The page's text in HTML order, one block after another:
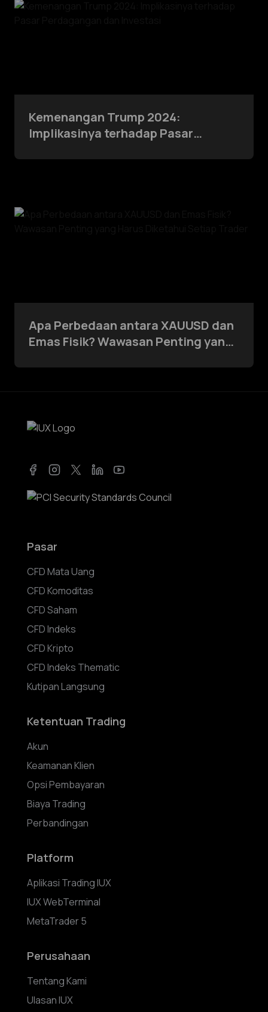
Kemenangan Trump 2024:
Implikasinya terhadap Pasar
Apa Perbedaan antara XAUUSD dan
Emas Fisik? Wawasan Penting yang
Pasar
CFD Mata Uang
CFD Komoditas
CFD Saham
CFD Indeks
CFD Kripto
CFD Indeks Thematic
Kutipan Langsung
Ketentuan Trading
Akun
Keamanan Klien
Opsi Pembayaran
Biaya Trading
Perbandingan
Platform
Aplikasi Trading IUX
IUX WebTerminal
MetaTrader 5
Perusahaan
Tentang Kami
Ulasan IUX